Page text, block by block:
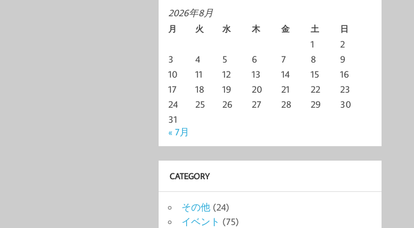
2026年8月
月 火 水 木 金 土 日
1
2
3
4 5 6 7 8
9
10
11 12 13 14 15
16
17
18 19 20 21 22
23
24
25 26 27 28 29
30
31
« 7月
CATEGORY
その他 (24)
イベント (75)